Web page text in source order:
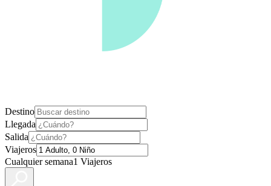
Destino
Llegada
Salida
Viajeros
Cualquier semana1 Viajeros